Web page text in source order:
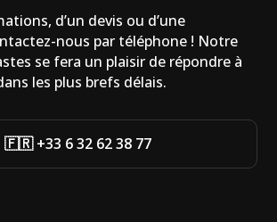
d’un devis ou d’une
nous par téléphone ! Notre
se fera un plaisir de répondre à
les plus brefs délais.
🇫🇷 +33 6 32 62 38 77